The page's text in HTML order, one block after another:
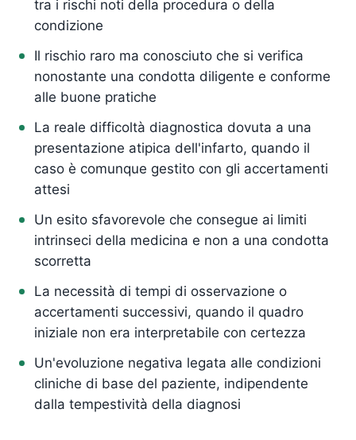
tra i rischi noti della procedura o della
condizione
Il rischio raro ma conosciuto che si verifica
nonostante una condotta diligente e conforme
alle buone pratiche
La reale difficoltà diagnostica dovuta a una
presentazione atipica dell'infarto, quando il
caso è comunque gestito con gli accertamenti
attesi
Un esito sfavorevole che consegue ai limiti
intrinseci della medicina e non a una condotta
scorretta
La necessità di tempi di osservazione o
accertamenti successivi, quando il quadro
iniziale non era interpretabile con certezza
Un'evoluzione negativa legata alle condizioni
cliniche di base del paziente, indipendente
dalla tempestività della diagnosi